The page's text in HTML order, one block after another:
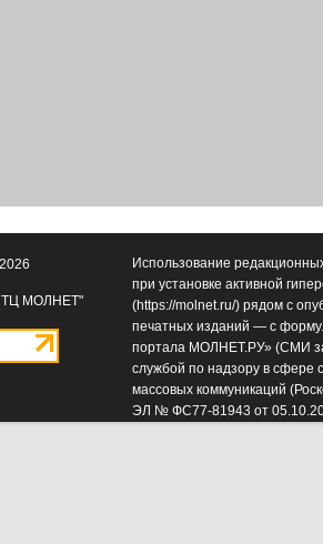
Использование
при установке активной
(https://molnet.ru/) рядом с
печатных изданий — с
портала МОЛНЕТ.РУ» (СМИ
службой по надзору в сфере
массовых коммуникаций
ЭЛ № ФС77-81943 от
МОЛНЕТ"